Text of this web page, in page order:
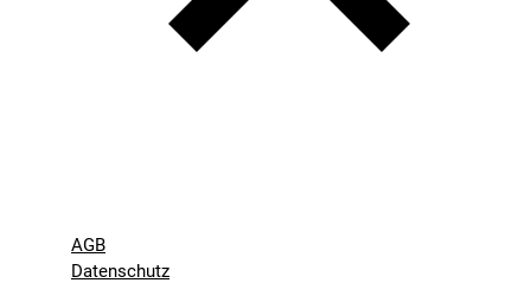
AGB
Datenschutz